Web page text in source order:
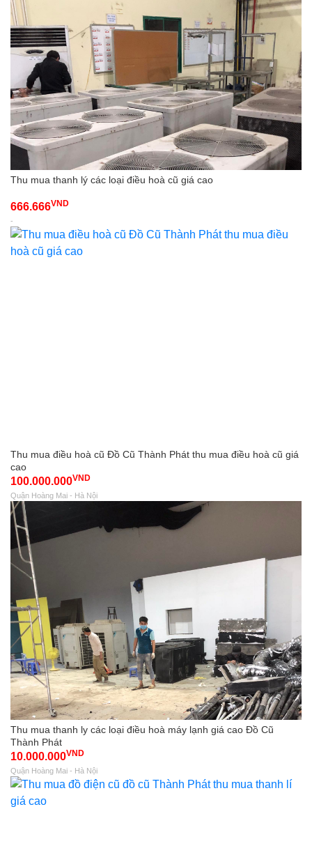
Thu mua thanh lý các loại điều hoà cũ giá cao
666.666VND
-
Thu mua điều hoà cũ Đồ Cũ Thành Phát thu mua điều hoà cũ giá
cao
100.000.000VND
Quận Hoàng Mai - Hà Nội
Thu mua thanh ly các loại điều hoà máy lạnh giá cao Đồ Cũ
Thành Phát
10.000.000VND
Quận Hoàng Mai - Hà Nội